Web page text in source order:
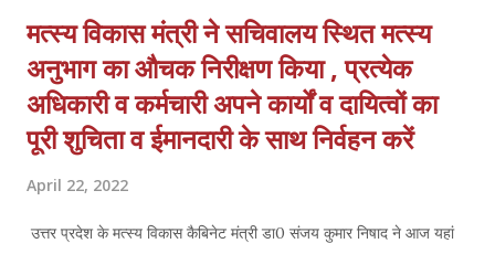
मत्स्य विकास मंत्री ने सचिवालय स्थित मत्स्य
अनुभाग का औचक निरीक्षण किया , प्रत्येक
अधिकारी व कर्मचारी अपने कार्यों व दायित्वों का
पूरी शुचिता व ईमानदारी के साथ निर्वहन करें
April 22, 2022
उत्तर प्रदेश के मत्स्य विकास कैबिनेट मंत्री डा0 संजय कुमार निषाद ने आज यहां